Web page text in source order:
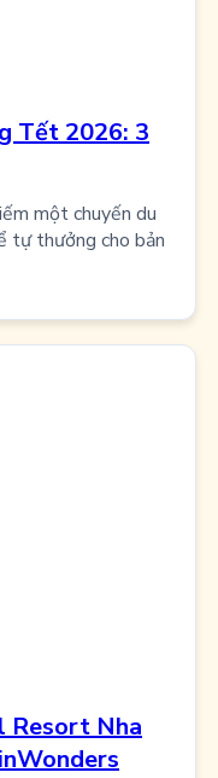
Tết 2026: 3
một chuyến du
tự thưởng cho bản
Resort Nha